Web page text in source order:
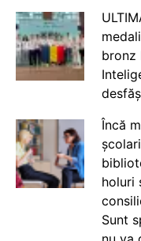
bronz
Încă
holuri
Sunt